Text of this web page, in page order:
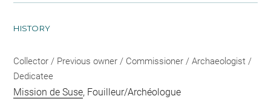
HISTORY
Collector / Previous owner / Commissioner / Archaeologist /
Dedicatee
Mission de Suse, Fouilleur/Archéologue